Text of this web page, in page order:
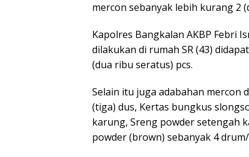
mercon sebanyak lebih kurang 2
Kapolres Bangkalan AKBP Febri
dilakukan di rumah SR (43)
(dua ribu seratus) pcs.
Selain itu juga adabahan mercon
(tiga) dus, Kertas bungkus
karung, Sreng powder setengah
powder (brown) sebanyak 4